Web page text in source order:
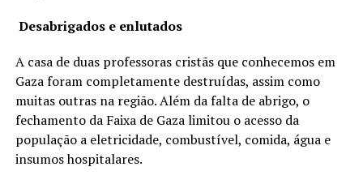
Desabrigados e enlutados
A casa de duas professoras cristãs que conhecemos em
Gaza foram completamente destruídas, assim como
muitas outras na região. Além da falta de abrigo, o
fechamento da Faixa de Gaza limitou o acesso da
população a eletricidade, combustível, comida, água e
insumos hospitalares.